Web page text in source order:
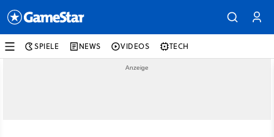
SPIELE NEWS VIDEOS TECH